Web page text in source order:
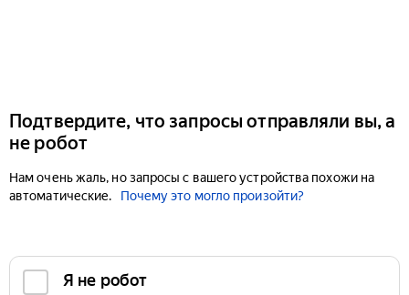
Подтвердите, что запросы отправляли вы, а
не робот
Нам очень жаль, но запросы с вашего устройства похожи на
автоматические.
Почему это могло произойти?